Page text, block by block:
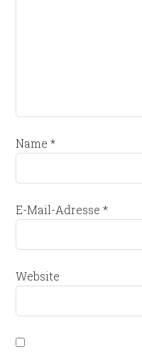
Name*
E-Mail-Adresse*
Website